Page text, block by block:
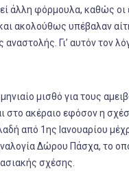
άλλη φόρμουλα, καθώς
ακολούθως υπέβαλαν
Γι’ αυτόν τον
μισθό για τους
στο ακέραιο εφόσον η
από 1ης Ιανουαρίου
Δώρου Πάσχα, το
σχέσης.